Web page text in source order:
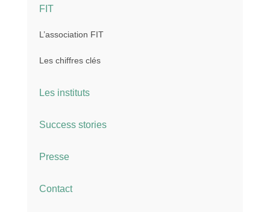
FIT
L’association FIT
Les chiffres clés
Les instituts
Success stories
Presse
Contact